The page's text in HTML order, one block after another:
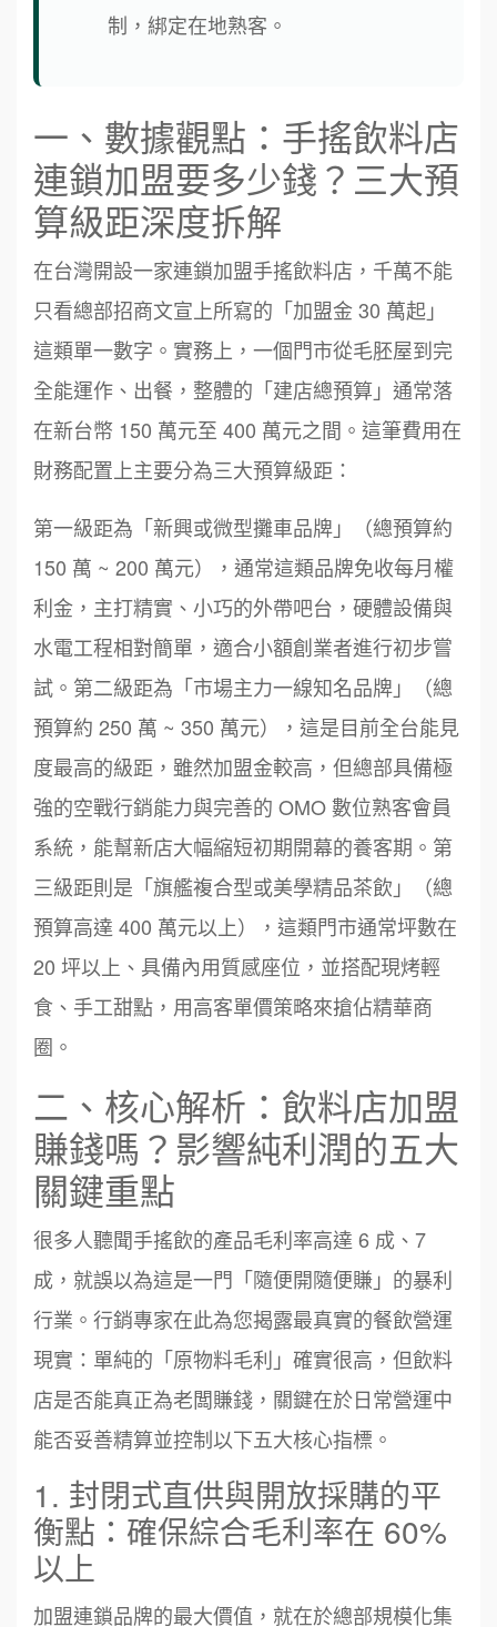
制，綁定在地熟客。
一、數據觀點：手搖飲料店
連鎖加盟要多少錢？三大預
算級距深度拆解
在台灣開設一家連鎖加盟手搖飲料店，千萬不能
只看總部招商文宣上所寫的「加盟金 30 萬起」
這類單一數字。實務上，一個門市從毛胚屋到完
全能運作、出餐，整體的「建店總預算」通常落
在新台幣 150 萬元至 400 萬元之間。這筆費用在
財務配置上主要分為三大預算級距：
第一級距為「新興或微型攤車品牌」（總預算約
150 萬 ~ 200 萬元），通常這類品牌免收每月權
利金，主打精實、小巧的外帶吧台，硬體設備與
水電工程相對簡單，適合小額創業者進行初步嘗
試。第二級距為「市場主力一線知名品牌」（總
預算約 250 萬 ~ 350 萬元），這是目前全台能見
度最高的級距，雖然加盟金較高，但總部具備極
強的空戰行銷能力與完善的 OMO 數位熟客會員
系統，能幫新店大幅縮短初期開幕的養客期。第
三級距則是「旗艦複合型或美學精品茶飲」（總
預算高達 400 萬元以上），這類門市通常坪數在
20 坪以上、具備內用質感座位，並搭配現烤輕
食、手工甜點，用高客單價策略來搶佔精華商
圈。
二、核心解析：飲料店加盟
賺錢嗎？影響純利潤的五大
關鍵重點
很多人聽聞手搖飲的產品毛利率高達 6 成、7
成，就誤以為這是一門「隨便開隨便賺」的暴利
行業。行銷專家在此為您揭露最真實的餐飲營運
現實：單純的「原物料毛利」確實很高，但飲料
店是否能真正為老闆賺錢，關鍵在於日常營運中
能否妥善精算並控制以下五大核心指標。
1. 封閉式直供與開放採購的平
衡點：確保綜合毛利率在 60%
以上
加盟連鎖品牌的最大價值，就在於總部規模化集